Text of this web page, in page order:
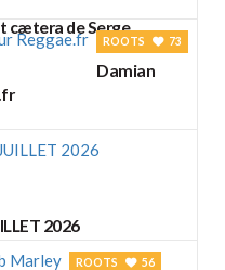
cætera de Serge
ROOTS 73
Damian
2026
ROOTS 56